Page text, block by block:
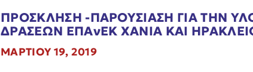
ΠΡΟΣΚΛΗΣΗ -ΠΑΡΟΥΣΙΑΣΗ ΓΙΑ ΤΗΝ
ΔΡΑΣΕΩΝ ΕΠΑνΕΚ ΧΑΝΙΑ ΚΑΙ
ΜΑΡΤΙΟΥ 19, 2019